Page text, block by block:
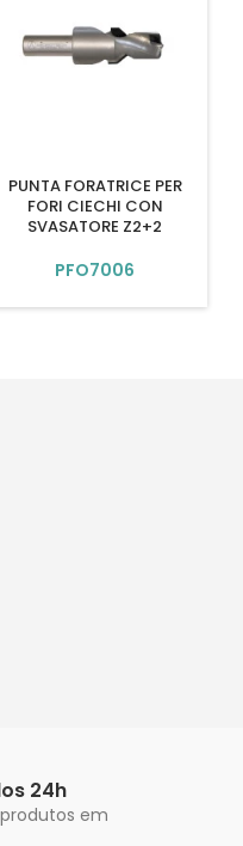
PUNTA FORATRICE PER
FORI CIECHI CON
SVASATORE Z2+2
PFO7006
24h
em